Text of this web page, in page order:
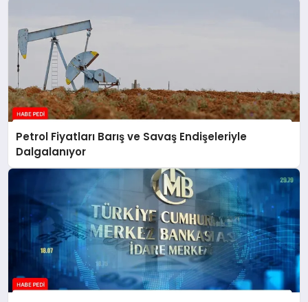
Petrol Fiyatları Barış ve Savaş Endişeleriyle
Dalgalanıyor